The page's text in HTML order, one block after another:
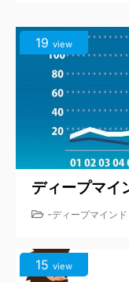
19 view
ディープマイ
-ディープマインド
15 view